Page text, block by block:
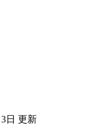
日 更新